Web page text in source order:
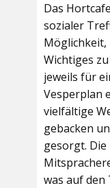
Das
sozialer
Möglichkeit,
Wichtiges
jeweils für
Vesperplan
vielfältige
gebacken
gesorgt.
was auf